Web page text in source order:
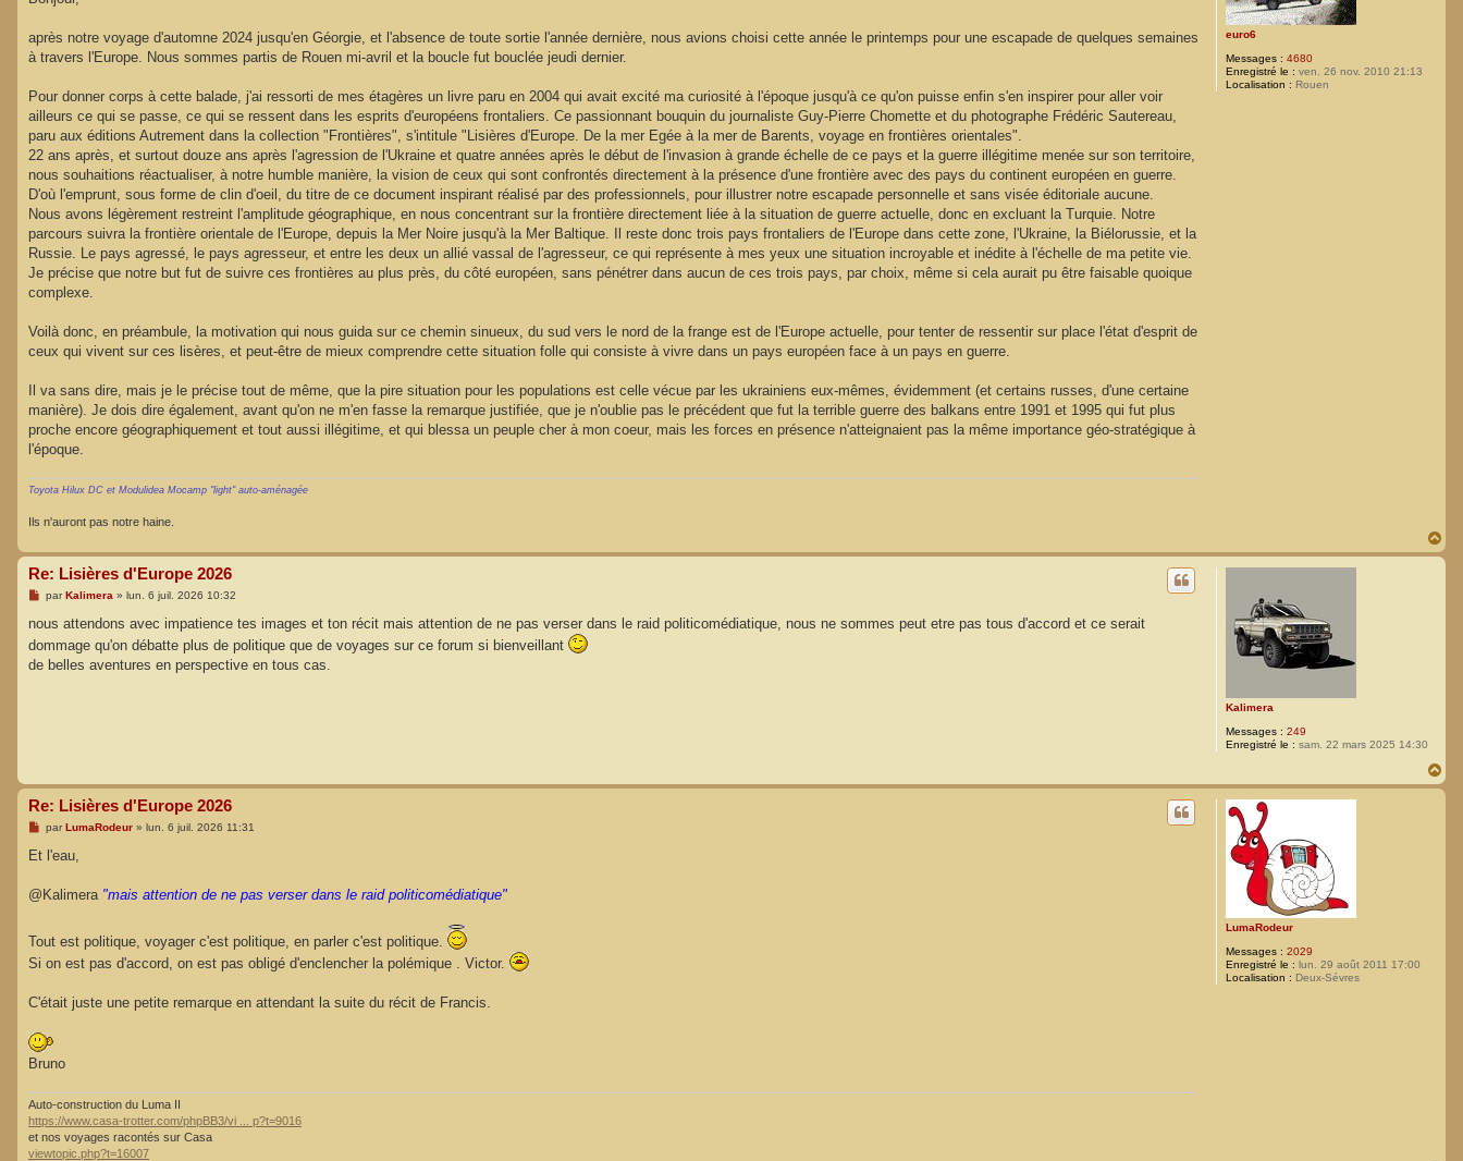
euro6
Messages : 4680
Enregistré le : ven. 26 nov. 2010 21:13
Localisation : Rouen
g
après notre voyage d'automne 2024 jusqu'en Géorgie, et l'absence de toute sortie l'année dernière, nous avions choisi cette année le printemps pour une escapade de quelques semaines
à travers l'Europe. Nous sommes partis de Rouen mi-avril et la boucle fut bouclée jeudi dernier.
Pour donner corps à cette balade, j'ai ressorti de mes étagères un livre paru en 2004 qui avait excité ma curiosité à l'époque jusqu'à ce qu'on puisse enfin s'en inspirer pour aller voir
ailleurs ce qui se passe, ce qui se ressent dans les esprits d'européens frontaliers. Ce passionnant bouquin du journaliste Guy-Pierre Chomette et du photographe Frédéric Sautereau,
paru aux éditions Autrement dans la collection "Frontières", s'intitule "Lisières d'Europe. De la mer Egée à la mer de Barents, voyage en frontières orientales".
22 ans après, et surtout douze ans après l'agression de l'Ukraine et quatre années après le début de l'invasion à grande échelle de ce pays et la guerre illégitime menée sur son territoire,
nous souhaitions réactualiser, à notre humble manière, la vision de ceux qui sont confrontés directement à la présence d'une frontière avec des pays du continent européen en guerre.
D'où l'emprunt, sous forme de clin d'oeil, du titre de ce document inspirant réalisé par des professionnels, pour illustrer notre escapade personnelle et sans visée éditoriale aucune.
Nous avons légèrement restreint l'amplitude géographique, en nous concentrant sur la frontière directement liée à la situation de guerre actuelle, donc en excluant la Turquie. Notre
parcours suivra la frontière orientale de l'Europe, depuis la Mer Noire jusqu'à la Mer Baltique. Il reste donc trois pays frontaliers de l'Europe dans cette zone, l'Ukraine, la Biélorussie, et la
Russie. Le pays agressé, le pays agresseur, et entre les deux un allié vassal de l'agresseur, ce qui représente à mes yeux une situation incroyable et inédite à l'échelle de ma petite vie.
Je précise que notre but fut de suivre ces frontières au plus près, du côté européen, sans pénétrer dans aucun de ces trois pays, par choix, même si cela aurait pu être faisable quoique
complexe.
Voilà donc, en préambule, la motivation qui nous guida sur ce chemin sinueux, du sud vers le nord de la frange est de l'Europe actuelle, pour tenter de ressentir sur place l'état d'esprit de
ceux qui vivent sur ces lisères, et peut-être de mieux comprendre cette situation folle qui consiste à vivre dans un pays européen face à un pays en guerre.
Il va sans dire, mais je le précise tout de même, que la pire situation pour les populations est celle vécue par les ukrainiens eux-mêmes, évidemment (et certains russes, d'une certaine
manière). Je dois dire également, avant qu'on ne m'en fasse la remarque justifiée, que je n'oublie pas le précédent que fut la terrible guerre des balkans entre 1991 et 1995 qui fut plus
proche encore géographiquement et tout aussi illégitime, et qui blessa un peuple cher à mon coeur, mais les forces en présence n'atteignaient pas la même importance géo-stratégique à
l'époque.
Toyota Hilux DC et Modulidea Mocamp "light" auto-aménagée
Ils n'auront pas notre haine.
a
u
Kalimera
Messages : 249
Enregistré le : sam. 22 mars 2025 14:30
Re: Lisières d'Europe 2026
M
s
a
e
parKalimera » lun. 6 juil. 2026 10:32
nous attendons avec impatience tes images et ton récit mais attention de ne pas verser dans le raid politicomédiatique, nous ne sommes peut etre pas tous d'accord et ce serait
dommage qu'on débatte plus de politique que de voyages sur ce forum si bienveillant
de belles aventures en perspective en tous cas.
a
LumaRodeur
Messages : 2029
Enregistré le : lun. 29 août 2011 17:00
Localisation : Deux-Sévres
Re: Lisières d'Europe 2026
M
s
g
parLumaRodeur» lun. 6 juil. 2026 11:31
Et l'eau,
@Kalimera "mais attention de ne pas verser dans le raid politicomédiatique"
Tout est politique, voyager c'est politique, en parler c'est politique.
Si on est pas d'accord, on est pas obligé d'enclencher la polémique . Victor.
C'était juste une petite remarque en attendant la suite du récit de Francis.
Bruno
Auto-construction du Luma II
https://www.casa-trotter.com/phpBB3/vi ... p?t=9016
et nos voyages racontés sur Casa
viewtopic.php?t=16007